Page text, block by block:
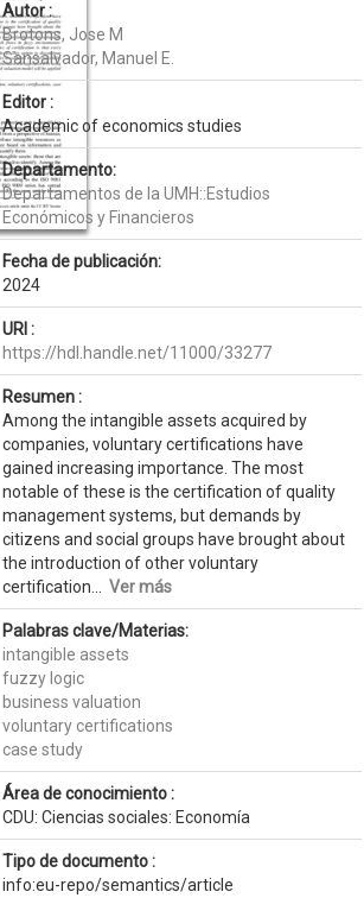
Autor :
Brotons, Jose M
Sansalvador, Manuel E.
Editor :
Academic of economics studies
Departamento:
Departamentos de la UMH::Estudios
Económicos y Financieros
Fecha de publicación:
2024
URI :
https://hdl.handle.net/11000/33277
Resumen :
Among the intangible assets acquired by
companies, voluntary certifications have
gained increasing importance. The most
notable of these is the certification of quality
management systems, but demands by
citizens and social groups have brought about
the introduction of other voluntary
certification... Ver más
Palabras clave/Materias:
intangible assets
fuzzy logic
business valuation
voluntary certifications
case study
Área de conocimiento :
CDU: Ciencias sociales: Economía
Tipo de documento :
info:eu-repo/semantics/article